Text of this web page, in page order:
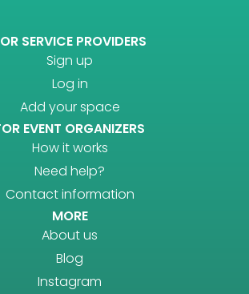
SERVICE PROVIDERS
Sign up
Log in
Add your space
EVENT ORGANIZERS
How it works
Need help?
Contact information
MORE
About us
Blog
Instagram